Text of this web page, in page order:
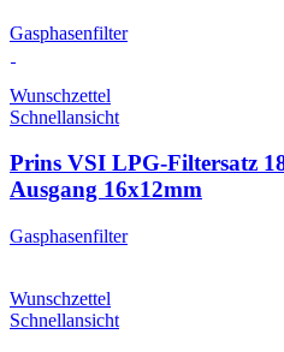
Gasphasenfilter
Wunschzettel
Schnellansicht
Prins VSI LPG-Filtersatz
Ausgang 16x12mm
Gasphasenfilter
Wunschzettel
Schnellansicht